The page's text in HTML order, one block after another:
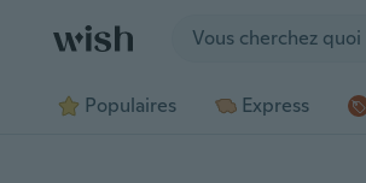
Populaires Express